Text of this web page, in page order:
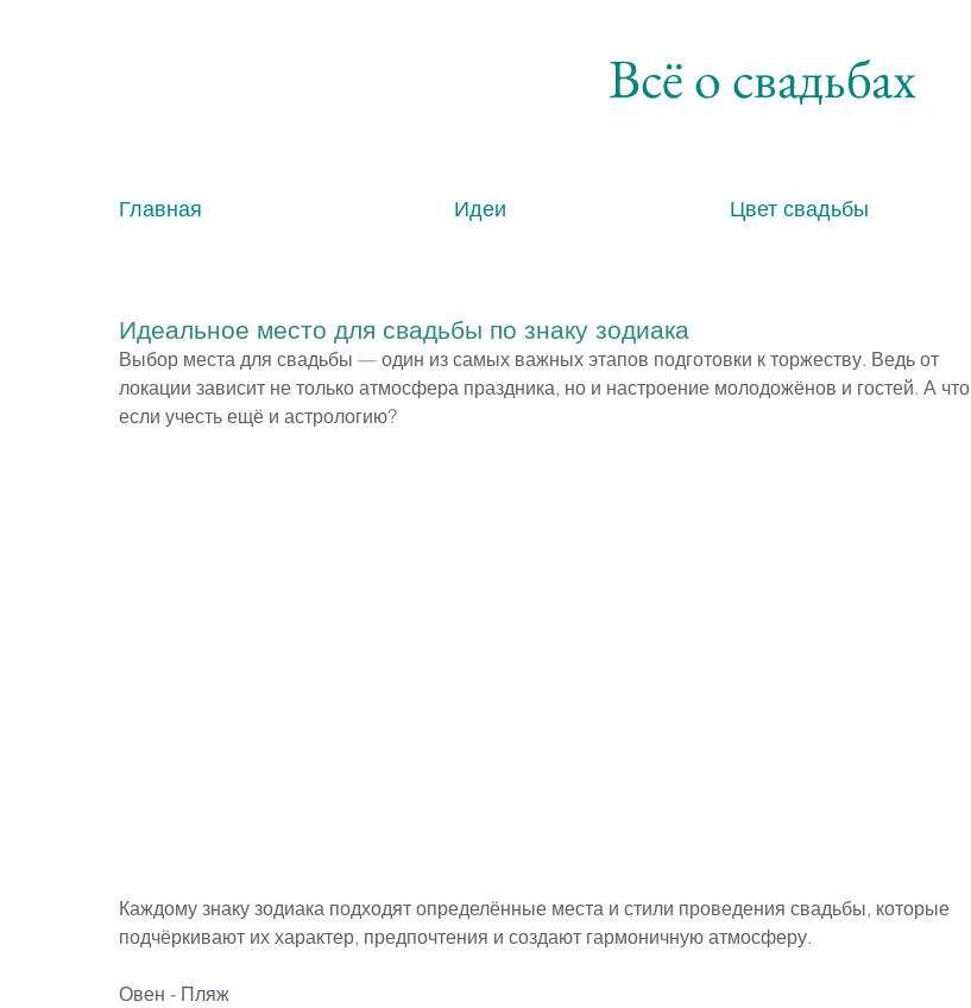
Всё о свадьбах
Главная Идеи Цвет свадьбы
Идеальное место для свадьбы по знаку зодиака
Выбор места для свадьбы — один из самых важных этапов подготовки к торжеству. Ведь от
локации зависит не только атмосфера праздника, но и настроение молодожёнов и гостей. А что
если учесть ещё и астрологию?
Каждому знаку зодиака подходят определённые места и стили проведения свадьбы, которые
подчёркивают их характер, предпочтения и создают гармоничную атмосферу.
Овен - Пляж